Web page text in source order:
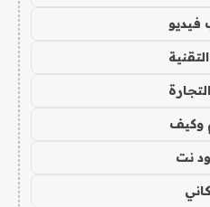
فيديو
وكيف
نت